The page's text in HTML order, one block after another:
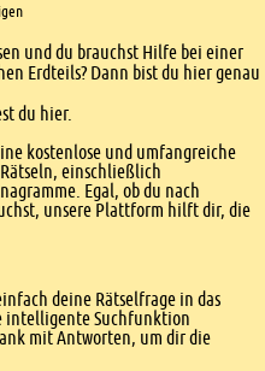
und du brauchst Hilfe bei einer
Erdteils? Dann bist du hier genau
du hier.
kostenlose und umfangreiche
einschließlich
Egal, ob du nach
unsere Plattform hilft dir, die
deine Rätselfrage in das
intelligente Suchfunktion
mit Antworten, um dir die